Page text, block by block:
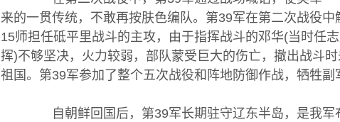
来的一贯传统，不敢再按肤色编队。第39军在第二次战役
15师担任砥平里战斗的主攻，由于指挥战斗的邓华(当时任
挥)不够坚决，火力较弱，部队蒙受巨大的伤亡，撤出战斗
祖国。第39军参加了整个五次战役和阵地防御作战，牺牲
自朝鲜回国后，第39军长期驻守辽东半岛，是我军布